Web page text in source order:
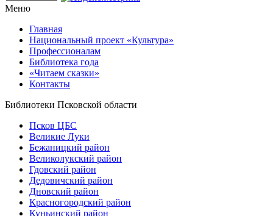
Меню
Главная
Национальный проект «Культура»
Профессионалам
Библиотека года
«Читаем сказки»
Контакты
Библиотеки Псковской области
Псков ЦБС
Великие Луки
Бежаницкий район
Великолукский район
Гдовский район
Дедовичский район
Дновский район
Красногородский район
Куньинский район